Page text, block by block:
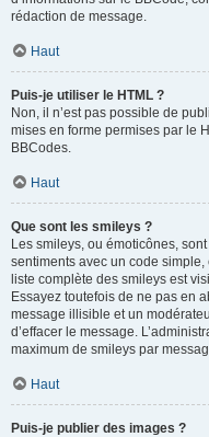
rédaction de message.
Haut
Puis-je utiliser le HTML ?
Non, il n’est pas possible de
mises en forme permises par le
BBCodes.
Haut
Que sont les smileys ?
Les smileys, ou émoticônes,
sentiments avec un code
liste complète des smileys est
Essayez toutefois de ne pas en
message illisible et un
d’effacer le message.
maximum de smileys par
Haut
Puis-je publier des images ?